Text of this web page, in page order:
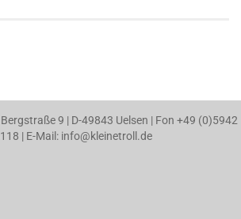
9 | D-49843 Uelsen | Fon +49 (0)5942
| E-Mail: info@kleinetroll.de